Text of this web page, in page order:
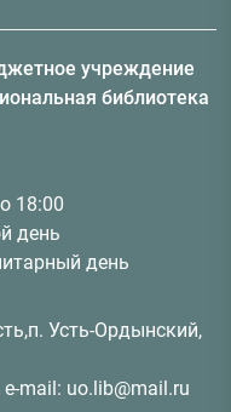
учреждение
библиотека
18:00
день
день
Усть-Ордынский,
mail: uo.lib@mail.ru